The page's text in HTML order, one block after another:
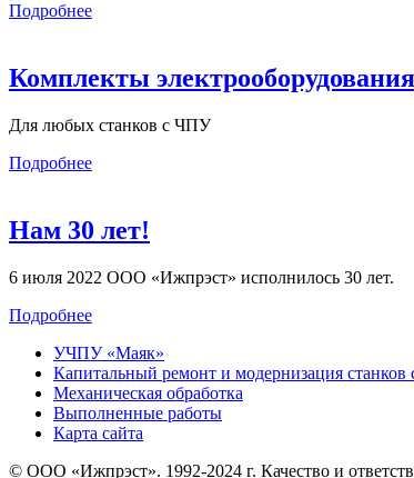
Подробнее
Комплекты электрооборудования
Для любых станков с ЧПУ
Подробнее
Нам 30 лет!
6 июля 2022 ООО «Ижпрэст» исполнилось 30 лет.
Подробнее
УЧПУ «Маяк»
Капитальный ремонт и модернизация
Механическая обработка
Выполненные работы
Карта сайта
© ООО «Ижпрэст». 1992-2024 г. Качество и